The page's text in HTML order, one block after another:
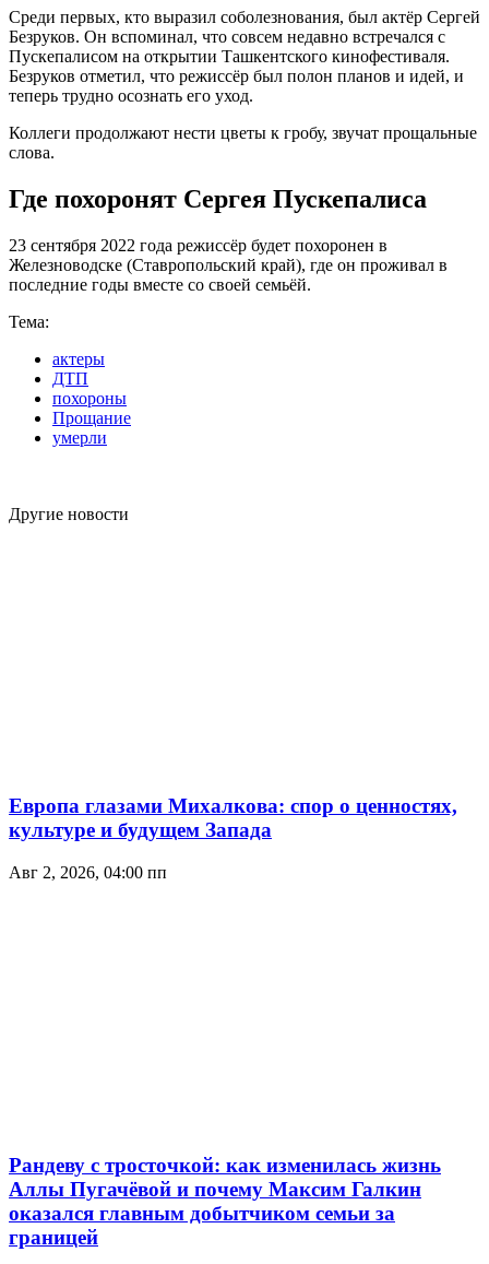
Среди первых, кто выразил соболезнования, был актёр Сергей
Безруков. Он вспоминал, что совсем недавно встречался с
Пускепалисом на открытии Ташкентского кинофестиваля.
Безруков отметил, что режиссёр был полон планов и идей, и
теперь трудно осознать его уход.
Коллеги продолжают нести цветы к гробу, звучат прощальные
слова.
Где похоронят Сергея Пускепалиса
23 сентября 2022 года режиссёр будет похоронен в
Железноводске (Ставропольский край), где он проживал в
последние годы вместе со своей семьёй.
Тема:
актеры
ДТП
похороны
Прощание
умерли
Другие новости
Европа глазами Михалкова: спор о ценностях,
культуре и будущем Запада
Авг 2, 2026, 04:00 пп
Рандеву с тросточкой: как изменилась жизнь
Аллы Пугачёвой и почему Максим Галкин
оказался главным добытчиком семьи за
границей